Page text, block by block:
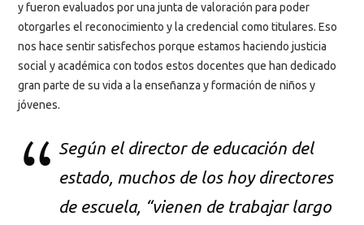
y fueron evaluados por una junta de valoración para poder
otorgarles el reconocimiento y la credencial como titulares. Eso
nos hace sentir satisfechos porque estamos haciendo justicia
social y académica con todos estos docentes que han dedicado
gran parte de su vida a la enseñanza y formación de niños y
jóvenes.
Según el director de educación del
estado, muchos de los hoy directores
de escuela, “vienen de trabajar largo